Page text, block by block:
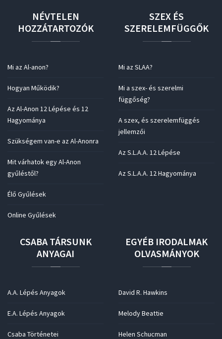
NÉVTELEN
HOZZÁTARTOZÓK
Mi az Al-anon?
Hogyan Működik?
Az Al-Anon 12 Lépése és 12
Hagyománya
Szükségem van-e az Al-Anonra
Mit várhatok egy Al-Anon
gyűléstől?
Élő Gyűlések
Online Gyűlések
SZEX ÉS
SZERELEMFÜGGŐK
Mi az SLAA?
Mi a szex- és szerelmi
függőség?
A szex, és szerelemfüggés
jellemzői
Az S.L.A.A. 12 Lépése
Az S.L.A.A. 12 Hagyománya
CSABA TÁRSUNK
ANYAGAI
A.A. Lépés Anyagok
E.A. Lépés Anyagok
Csaba Történetei
EGYÉB IRODALMAK
OLVASMÁNYOK
David R. Hawkins
Melody Beattie
Helen Schucman